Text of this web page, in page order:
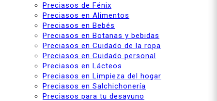
Preciasos de Fénix
Preciasos en Alimentos
Preciasos en Bebés
Preciasos en Botanas y bebidas
Preciasos en Cuidado de la ropa
Preciasos en Cuidado personal
Preciasos en Lácteos
Preciasos en Limpieza del hogar
Preciasos en Salchichonería
Preciasos para tu desayuno